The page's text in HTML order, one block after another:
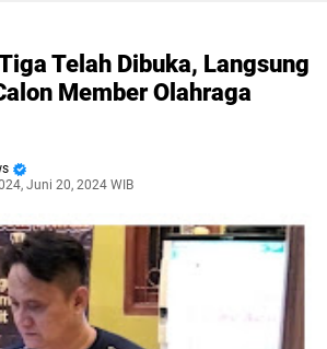
Telah Dibuka, Langsung
Member Olahraga
Juni 20, 2024 WIB